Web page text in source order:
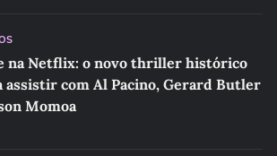
na Netflix: o novo thriller histórico
assistir com Al Pacino, Gerard Butler
Momoa